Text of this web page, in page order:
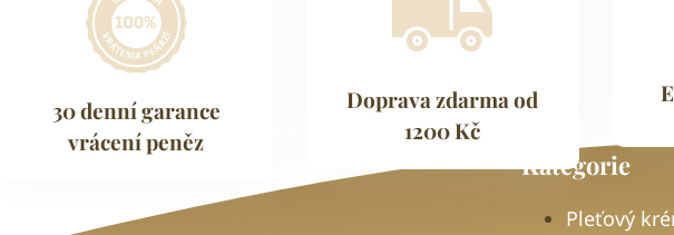
30 denní garance
vrácení peněz
Doprava zdarma od
1200 Kč
Kategorie
Pleťový